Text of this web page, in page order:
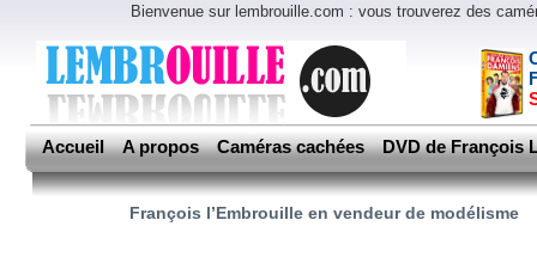
Bienvenue sur lembrouille.com : vous trouverez des
Accueil A propos Caméras cachées DVD de François
François l’Embrouille en vendeur de modélisme